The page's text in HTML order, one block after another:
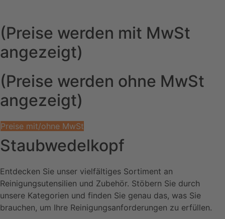
(Preise werden mit MwSt
angezeigt)
(Preise werden ohne MwSt
angezeigt)
Preise mit/ohne MwSt
Staubwedelkopf
Entdecken Sie unser vielfältiges Sortiment an
Reinigungsutensilien und Zubehör. Stöbern Sie durch
unsere Kategorien und finden Sie genau das, was Sie
brauchen, um Ihre Reinigungsanforderungen zu erfüllen.